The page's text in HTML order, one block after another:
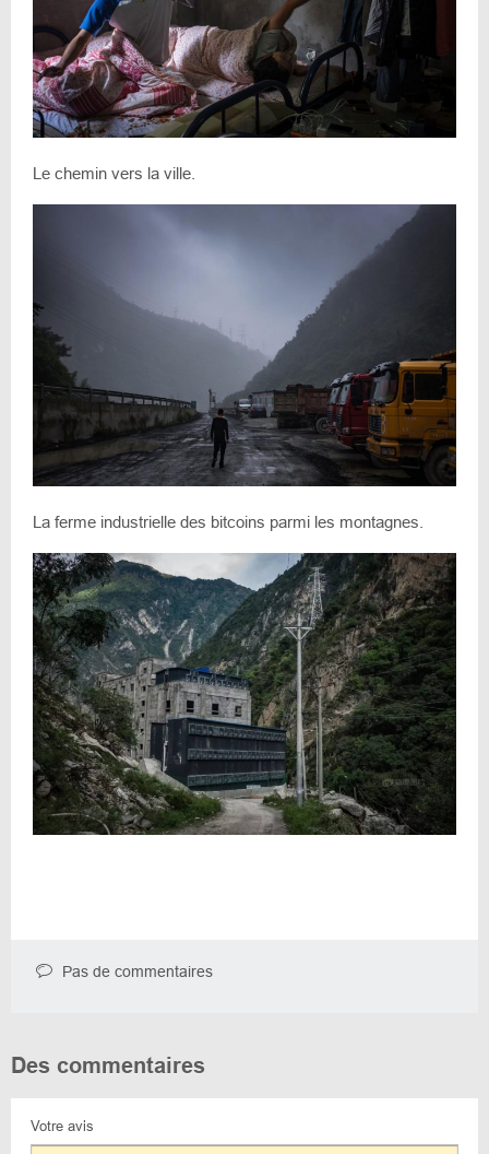
Le chemin vers la ville.
La ferme industrielle des bitcoins parmi les montagnes.
Pas de commentaires
Des commentaires
Votre avis